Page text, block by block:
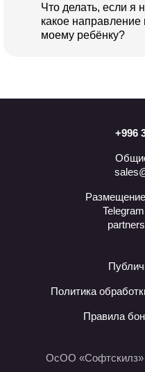
Что делать, если я
какое направление
моему ребёнку?
+996
Политика
Правила
ОсОО «Софтскилз»